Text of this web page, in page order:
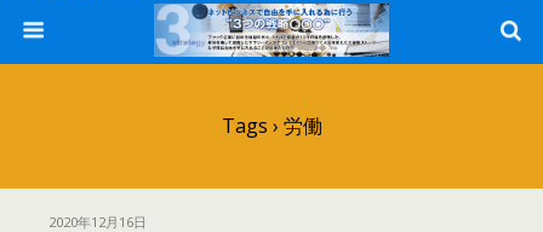
Tags › 労働
2020年12月16日